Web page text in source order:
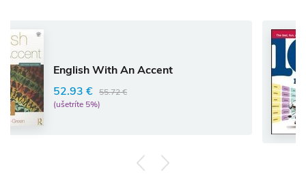
With An Accent
€ 55.72 €
5%)
iPod